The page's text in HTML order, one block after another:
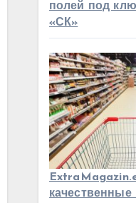
полей под
«СК»